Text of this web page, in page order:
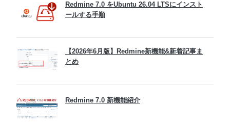
Redmine 7.0 をUbuntu 26.04 LTSにインスト
ールする手順
【2026年6月版】Redmine新機能&新着記事ま
とめ
Redmine 7.0 新機能紹介